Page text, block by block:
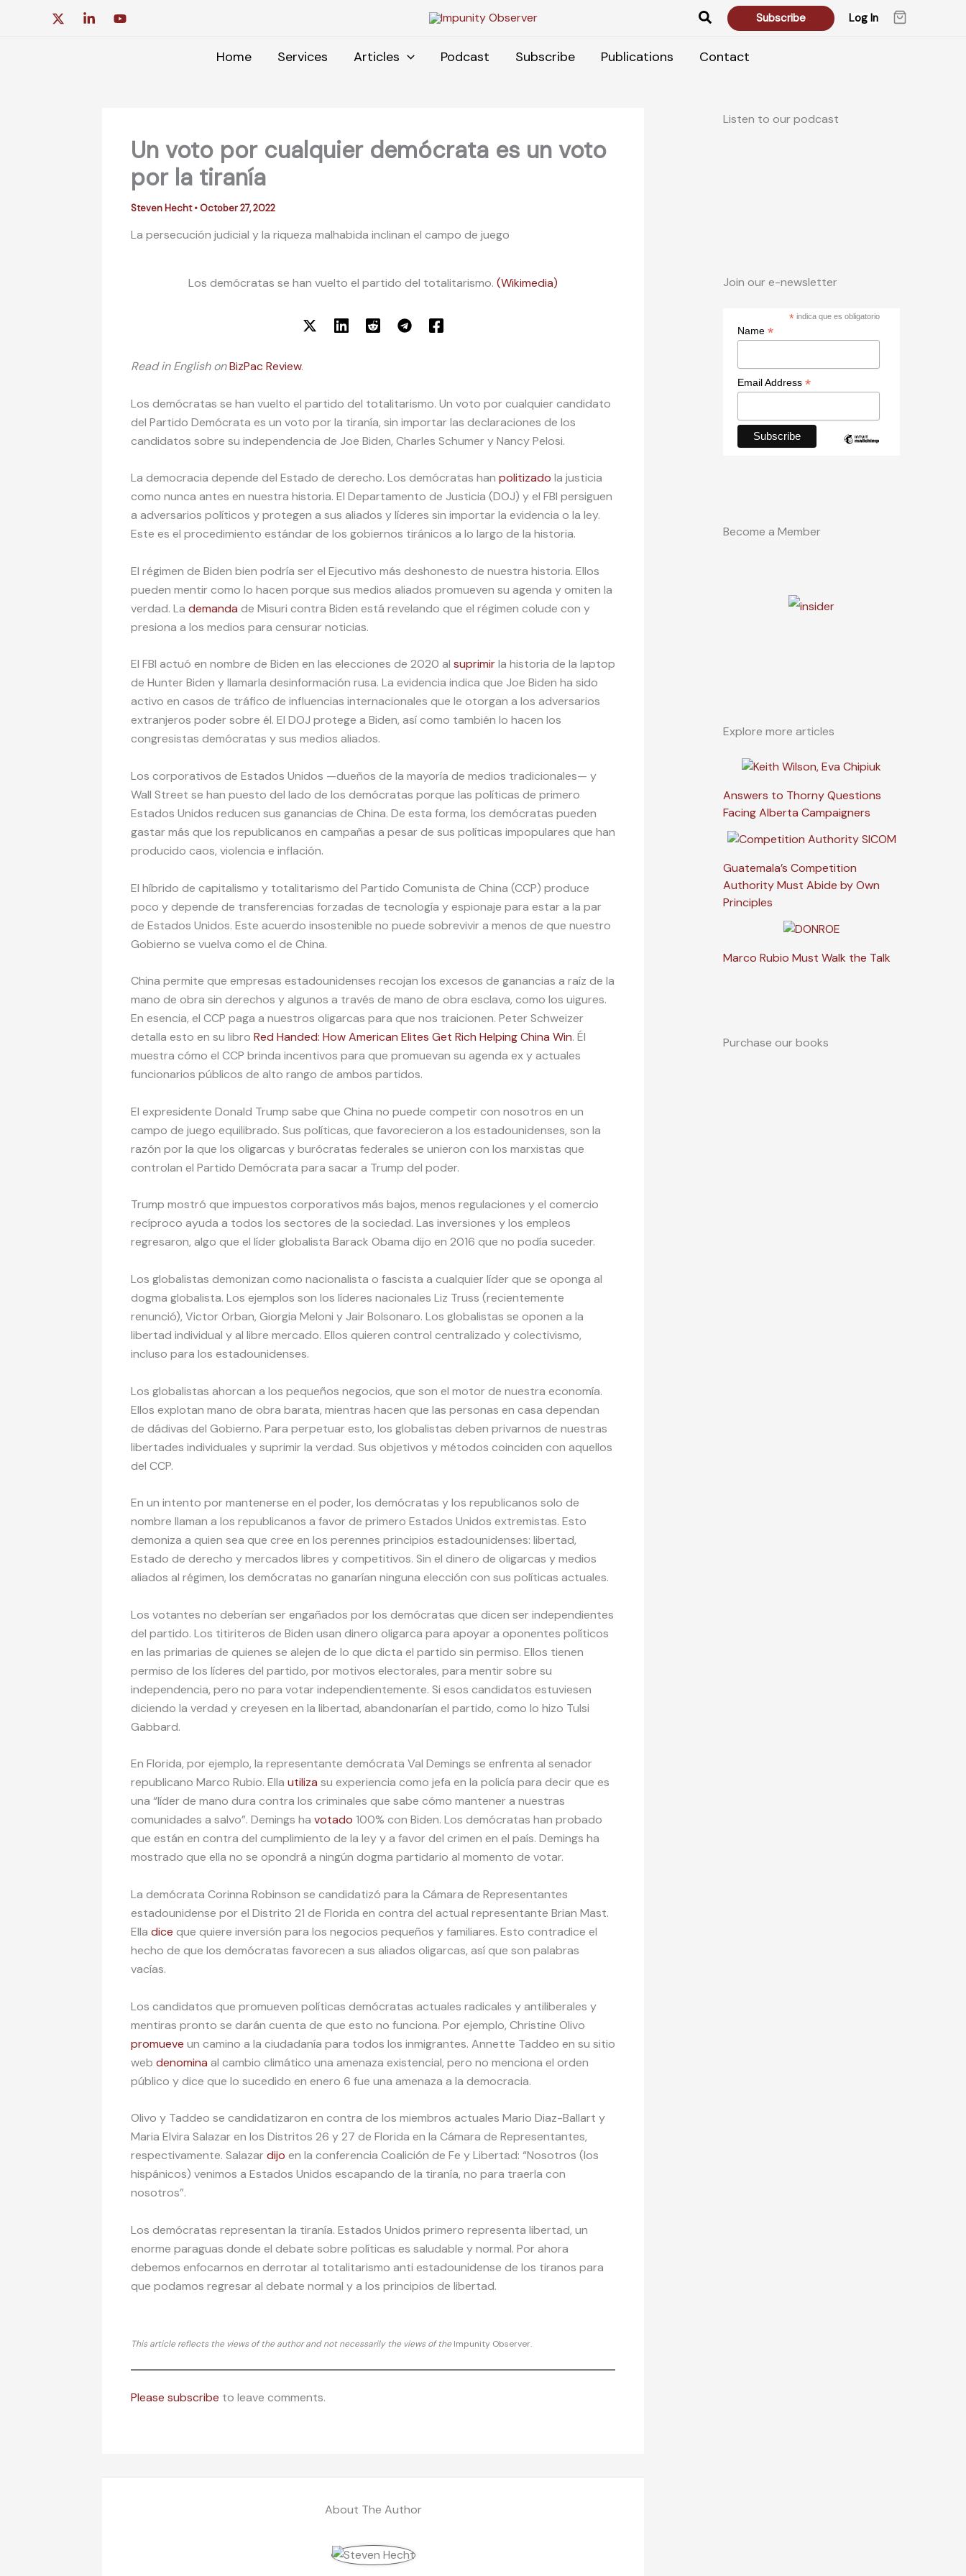
Search Subscribe Log In
Home Services Articles Podcast Subscribe Publications Contact
Un voto por cualquier demócrata es un voto
por la tiranía
Steven Hecht•October 27, 2022
La persecución judicial y la riqueza malhabida inclinan el campo de juego
Los demócratas se han vuelto el partido del totalitarismo. (Wikimedia)
Read in English onBizPac Review.
Los demócratas se han vuelto el partido del totalitarismo. Un voto por cualquier candidato
del Partido Demócrata es un voto por la tiranía, sin importar las declaraciones de los
candidatos sobre su independencia de Joe Biden, Charles Schumer y Nancy Pelosi.
La democracia depende del Estado de derecho. Los demócratas han politizado la justicia
como nunca antes en nuestra historia. El Departamento de Justicia (DOJ) y el FBI persiguen
a adversarios políticos y protegen a sus aliados y líderes sin importar la evidencia o la ley.
Este es el procedimiento estándar de los gobiernos tiránicos a lo largo de la historia.
El régimen de Biden bien podría ser el Ejecutivo más deshonesto de nuestra historia. Ellos
pueden mentir como lo hacen porque sus medios aliados promueven su agenda y omiten la
verdad. La demanda de Misuri contra Biden está revelando que el régimen colude con y
presiona a los medios para censurar noticias.
El FBI actuó en nombre de Biden en las elecciones de 2020 al suprimirla historia de la laptop
de Hunter Biden y llamarla desinformación rusa. La evidencia indica que Joe Biden ha sido
activo en casos de tráfico de influencias internacionales que le otorgan a los adversarios
extranjeros poder sobre él. El DOJ protege a Biden, así como también lo hacen los
congresistas demócratas y sus medios aliados.
Los corporativos de Estados Unidos —dueños de la mayoría de medios tradicionales— y
Wall Street se han puesto del lado de los demócratas porque las políticas de primero
Estados Unidos reducen sus ganancias de China. De esta forma, los demócratas pueden
gastar más que los republicanos en campañas a pesar de sus políticas impopulares que han
producido caos, violencia e inflación.
El híbrido de capitalismo y totalitarismo del Partido Comunista de China (CCP) produce
poco y depende de transferencias forzadas de tecnología y espionaje para estar a la par
de Estados Unidos. Este acuerdo insostenible no puede sobrevivir a menos de que nuestro
Gobierno se vuelva como el de China.
China permite que empresas estadounidenses recojan los excesos de ganancias a raíz de la
mano de obra sin derechos y algunos a través de mano de obra esclava, como los uigures.
En esencia, el CCP paga a nuestros oligarcas para que nos traicionen. Peter Schweizer
detalla esto en su libro Red Handed: How American Elites Get Rich Helping China Win. Él
muestra cómo el CCP brinda incentivos para que promuevan su agenda ex y actuales
funcionarios públicos de alto rango de ambos partidos.
El expresidente Donald Trump sabe que China no puede competir con nosotros en un
campo de juego equilibrado. Sus políticas, que favorecieron a los estadounidenses, son la
razón por la que los oligarcas y burócratas federales se unieron con los marxistas que
controlan el Partido Demócrata para sacar a Trump del poder.
Trump mostró que impuestos corporativos más bajos, menos regulaciones y el comercio
recíproco ayuda a todos los sectores de la sociedad. Las inversiones y los empleos
regresaron, algo que el líder globalista Barack Obama dijo en 2016 que no podía suceder.
Los globalistas demonizan como nacionalista o fascista a cualquier líder que se oponga al
dogma globalista. Los ejemplos son los líderes nacionales Liz Truss (recientemente
renunció), Victor Orban, Giorgia Meloni y Jair Bolsonaro. Los globalistas se oponen a la
libertad individual y al libre mercado. Ellos quieren control centralizado y colectivismo,
incluso para los estadounidenses.
Los globalistas ahorcan a los pequeños negocios, que son el motor de nuestra economía.
Ellos explotan mano de obra barata, mientras hacen que las personas en casa dependan
de dádivas del Gobierno. Para perpetuar esto, los globalistas deben privarnos de nuestras
libertades individuales y suprimir la verdad. Sus objetivos y métodos coinciden con aquellos
del CCP.
En un intento por mantenerse en el poder, los demócratas y los republicanos solo de
nombre llaman a los republicanos a favor de primero Estados Unidos extremistas. Esto
demoniza a quien sea que cree en los perennes principios estadounidenses: libertad,
Estado de derecho y mercados libres y competitivos. Sin el dinero de oligarcas y medios
aliados al régimen, los demócratas no ganarían ninguna elección con sus políticas actuales.
Los votantes no deberían ser engañados por los demócratas que dicen ser independientes
del partido. Los titiriteros de Biden usan dinero oligarca para apoyar a oponentes políticos
en las primarias de quienes se alejen de lo que dicta el partido sin permiso. Ellos tienen
permiso de los líderes del partido, por motivos electorales, para mentir sobre su
independencia, pero no para votar independientemente. Si esos candidatos estuviesen
diciendo la verdad y creyesen en la libertad, abandonarían el partido, como lo hizo Tulsi
Gabbard.
En Florida, por ejemplo, la representante demócrata Val Demings se enfrenta al senador
republicano Marco Rubio. Ella utiliza su experiencia como jefa en la policía para decir que es
una “líder de mano dura contra los criminales que sabe cómo mantener a nuestras
comunidades a salvo”. Demings ha votado 100% con Biden. Los demócratas han probado
que están en contra del cumplimiento de la ley y a favor del crimen en el país. Demings ha
mostrado que ella no se opondrá a ningún dogma partidario al momento de votar.
La demócrata Corinna Robinson se candidatizó para la Cámara de Representantes
estadounidense por el Distrito 21 de Florida en contra del actual representante Brian Mast.
Ella dice que quiere inversión para los negocios pequeños y familiares. Esto contradice el
hecho de que los demócratas favorecen a sus aliados oligarcas, así que son palabras
vacías.
Los candidatos que promueven políticas demócratas actuales radicales y antiliberales y
mentiras pronto se darán cuenta de que esto no funciona. Por ejemplo, Christine Olivo
promueve un camino a la ciudadanía para todos los inmigrantes. Annette Taddeo en su sitio
web denomina al cambio climático una amenaza existencial, pero no menciona el orden
público y dice que lo sucedido en enero 6 fue una amenaza a la democracia.
Olivo y Taddeo se candidatizaron en contra de los miembros actuales Mario Diaz-Ballart y
Maria Elvira Salazar en los Distritos 26 y 27 de Florida en la Cámara de Representantes,
respectivamente. Salazardijo en la conferencia Coalición de Fe y Libertad: “Nosotros (los
hispánicos) venimos a Estados Unidos escapando de la tiranía, no para traerla con
nosotros”.
Los demócratas representan la tiranía. Estados Unidos primero representa libertad, un
enorme paraguas donde el debate sobre políticas es saludable y normal. Por ahora
debemos enfocarnos en derrotar al totalitarismo anti estadounidense de los tiranos para
que podamos regresar al debate normal y a los principios de libertad.
This article reflects the views of the author and not necessarily the views of the Impunity Observer.
Please subscribe to leave comments.
About The Author
Listen to our podcast
Join our e-newsletter
*indica que es obligatorio
Name *
Email Address *
Become a Member
Explore more articles
Answers to Thorny Questions
Facing Alberta Campaigners
Guatemala’s Competition
Authority Must Abide by Own
Principles
Marco Rubio Must Walk the Talk
Purchase our books